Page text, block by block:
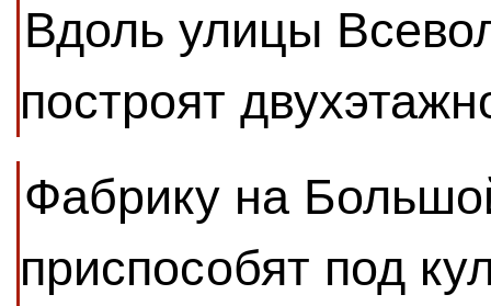
Вдоль улицы
построят
Фабрику на
приспособят под